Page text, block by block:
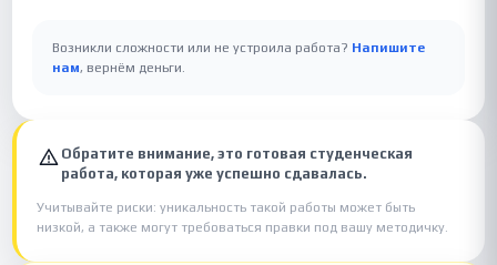
Возникли сложности или не устроила работа? Напишите
нам, вернём деньги.
Обратите внимание, это готовая студенческая
работа, которая уже успешно сдавалась.
Учитывайте риски: уникальность такой работы может быть
низкой, а также могут требоваться правки под вашу методичку.